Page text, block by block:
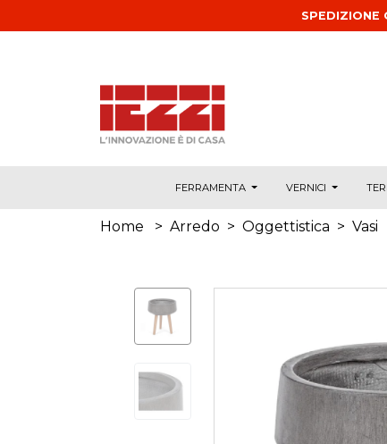
SPEDIZIONE
FERRAMENTA VERNICI
Home > Arredo > Oggettistica > Vasi